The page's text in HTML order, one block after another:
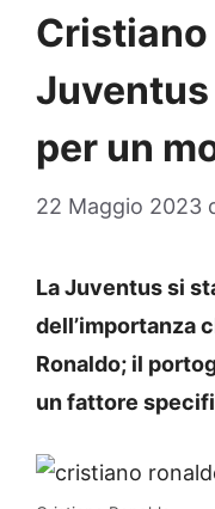
Cristiano
per un
22 Maggio 2023
La Juventus si
dell’importanza
Ronaldo; il
un fattore